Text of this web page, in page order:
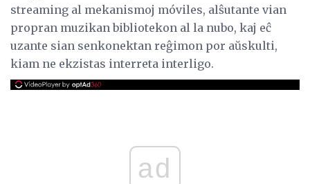
streaming al mekanismoj móviles, alŝutante vian
propran muzikan bibliotekon al la nubo, kaj eĉ
uzante sian senkonektan reĝimon por aŭskulti,
kiam ne ekzistas interreta interligo.
ad